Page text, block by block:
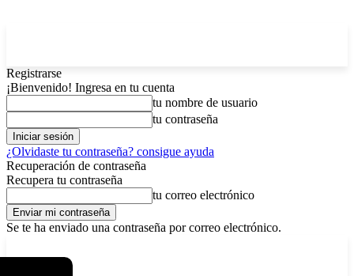
Registrarse
¡Bienvenido! Ingresa en tu cuenta
tu nombre de usuario
tu contraseña
¿Olvidaste tu contraseña? consigue ayuda
Recuperación de contraseña
Recupera tu contraseña
tu correo electrónico
Se te ha enviado una contraseña por correo electrónico.